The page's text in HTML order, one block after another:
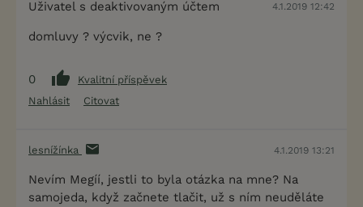
Uživatel s deaktivovaným účtem 4.1.2019 12:42
domluvy ? výcvik, ne ?
0
Kvalitní příspěvek
Nahlásit
Citovat
lesnížínka 4.1.2019 13:21
Nevím Megíí, jestli to byla otázka na mne? Na
samojeda, když začnete tlačit, už s ním neuděláte